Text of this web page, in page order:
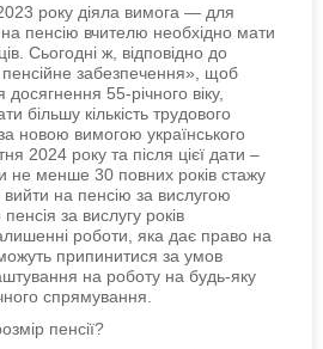
року діяла вимога — для
пенсію вчителю необхідно мати
Сьогодні ж, відповідно до
забезпечення», щоб
55-річного віку,
більшу кількість трудового
новою вимогою українського
2024 року та після цієї дати –
не менше 30 повних років стажу
вийти на пенсію за вислугою
за вислугу років
роботи, яка дає право на
припинитися за умов
на роботу на будь-яку
спрямування.
пенсії?